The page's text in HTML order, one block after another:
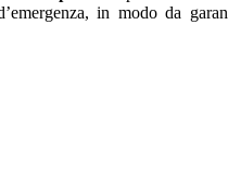
in modo da